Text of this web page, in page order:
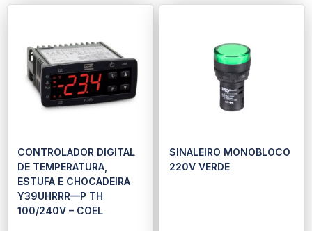
CONTROLADOR DIGITAL
DE TEMPERATURA,
ESTUFA E CHOCADEIRA
Y39UHRRR—P TH
100/240V – COEL
SINALEIRO MONOBLOCO
220V VERDE